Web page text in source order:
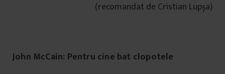
(recomandat de Cristian Lupșa)
John McCain: Pentru cine bat clopotele